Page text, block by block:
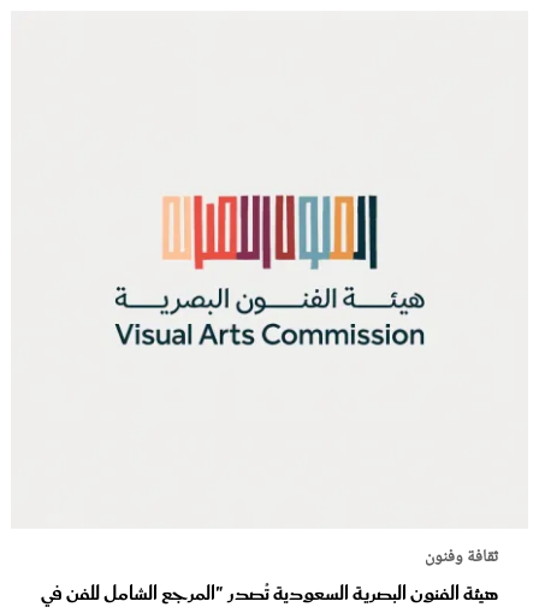
ثقافة وفنون
هيئة الفنون البصرية السعودية تُصدر "المرجع الشامل للفن في